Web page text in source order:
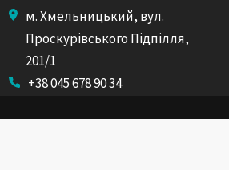
м. Хмельницький, вул.
Проскурівського Підпілля,
201/1
+38 045 678 90 34